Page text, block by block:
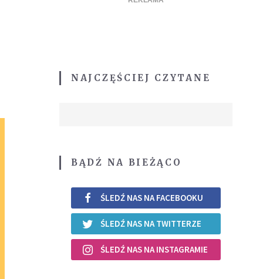
NAJCZĘŚCIEJ CZYTANE
BĄDŹ NA BIEŻĄCO
ŚLEDŹ NAS NA FACEBOOKU
ŚLEDŹ NAS NA TWITTERZE
ŚLEDŹ NAS NA INSTAGRAMIE